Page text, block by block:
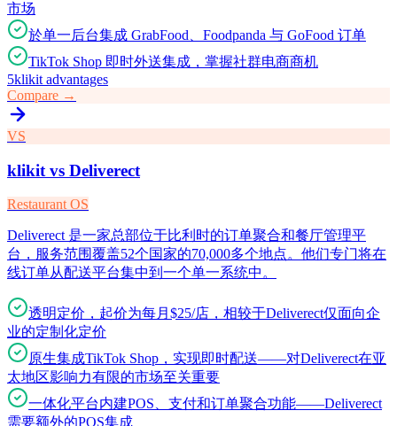
市场
於单一后台集成 GrabFood、Foodpanda 与 GoFood 订单
TikTok Shop 即时外送集成，掌握社群电商商机
5klikit advantages
Compare →
VS
klikit vs Deliverect
Restaurant OS
Deliverect 是一家总部位于比利时的订单聚合和餐厅管理平
台，服务范围覆盖52个国家的70,000多个地点。他们专门将在
线订单从配送平台集中到一个单一系统中。
透明定价，起价为每月$25/店，相较于Deliverect仅面向企
业的定制化定价
原生集成TikTok Shop，实现即时配送——对Deliverect在亚
太地区影响力有限的市场至关重要
一体化平台内建POS、支付和订单聚合功能——Deliverect
需要额外的POS集成